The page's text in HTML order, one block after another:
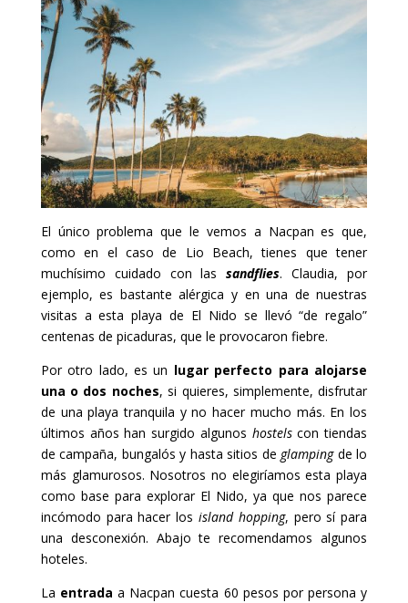
El único problema que le vemos a Nacpan es que,
como en el caso de Lio Beach, tienes que tener
muchísimo cuidado con lassandflies. Claudia, por
ejemplo, es bastante alérgica y en una de nuestras
visitas a esta playa de El Nido se llevó “de regalo”
centenas de picaduras, que le provocaron fiebre.
Por otro lado, es un lugar perfecto para alojarse
una o dos noches, si quieres, simplemente, disfrutar
de una playa tranquila y no hacer mucho más. En los
últimos años han surgido algunos hostelscon tiendas
de campaña, bungalós y hasta sitios de glampingde lo
más glamurosos. Nosotros no elegiríamos esta playa
como base para explorar El Nido, ya que nos parece
incómodo para hacer los island hopping, pero sí para
una desconexión. Abajo te recomendamos algunos
hoteles.
La entrada a Nacpan cuesta 60 pesos por persona y